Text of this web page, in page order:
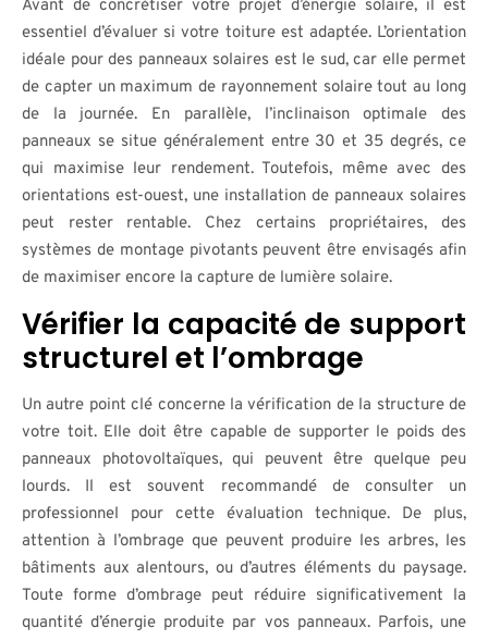
Avant de concrétiser votre projet d’énergie solaire, il est
essentiel d’évaluer si votre toiture est adaptée. L’orientation
idéale pour des panneaux solaires est le sud, car elle permet
de capter un maximum de rayonnement solaire tout au long
de la journée. En parallèle, l’inclinaison optimale des
panneaux se situe généralement entre 30 et 35 degrés, ce
qui maximise leur rendement. Toutefois, même avec des
orientations est-ouest, une installation de panneaux solaires
peut rester rentable. Chez certains propriétaires, des
systèmes de montage pivotants peuvent être envisagés afin
de maximiser encore la capture de lumière solaire.
Vérifier la capacité de support
structurel et l’ombrage
Un autre point clé concerne la vérification de la structure de
votre toit. Elle doit être capable de supporter le poids des
panneaux photovoltaïques, qui peuvent être quelque peu
lourds. Il est souvent recommandé de consulter un
professionnel pour cette évaluation technique. De plus,
attention à l’ombrage que peuvent produire les arbres, les
bâtiments aux alentours, ou d’autres éléments du paysage.
Toute forme d’ombrage peut réduire significativement la
quantité d’énergie produite par vos panneaux. Parfois, une